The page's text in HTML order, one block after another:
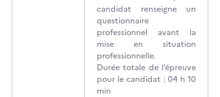
candidat renseigne un
questionnaire
professionnel avant la
mise en situation
professionnelle.
Durée totale de l’épreuve
pour le candidat : 04 h 10
min